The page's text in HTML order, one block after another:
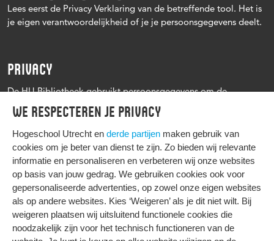
We respecteren je privacy
Hogeschool Utrecht en derde partijen maken gebruik van
cookies om je beter van dienst te zijn. Zo bieden wij relevante
informatie en personaliseren en verbeteren wij onze websites
op basis van jouw gedrag. We gebruiken cookies ook voor
gepersonaliseerde advertenties, op zowel onze eigen websites
als op andere websites. Kies ‘Weigeren’ als je dit niet wilt. Bij
weigeren plaatsen wij uitsluitend functionele cookies die
noodzakelijk zijn voor het technisch functioneren van de
Lees eerst de Privacy Verklaring van de betreffende tool. Het is
je eigen verantwoordelijkheid of je je persoonsgegevens deelt.
PRIVACY
De HU Bibliotheek gebruikt persoonsgegevens om de
leenprocedure te kunnen uitvoeren, onder andere voor het
versturen van herinneringen en informatie over reserveringen.
Zie verder het Privacy statement Hogeschool Utrecht
HIER KOMT ALLES SAMEN
Privacy